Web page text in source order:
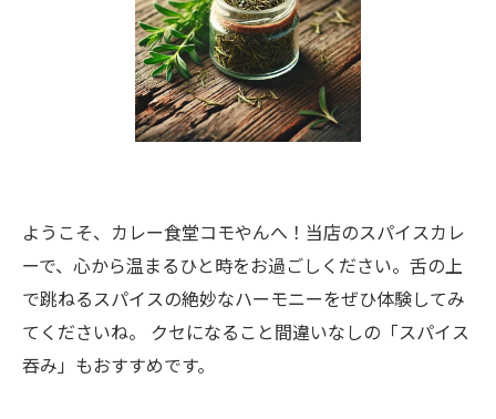
ようこそ、カレー食堂コモやんへ！当店のスパイスカレ
ーで、心から温まるひと時をお過ごしください。舌の上
で跳ねるスパイスの絶妙なハーモニーをぜひ体験してみ
てくださいね。 クセになること間違いなしの「スパイス
吞み」もおすすめです。